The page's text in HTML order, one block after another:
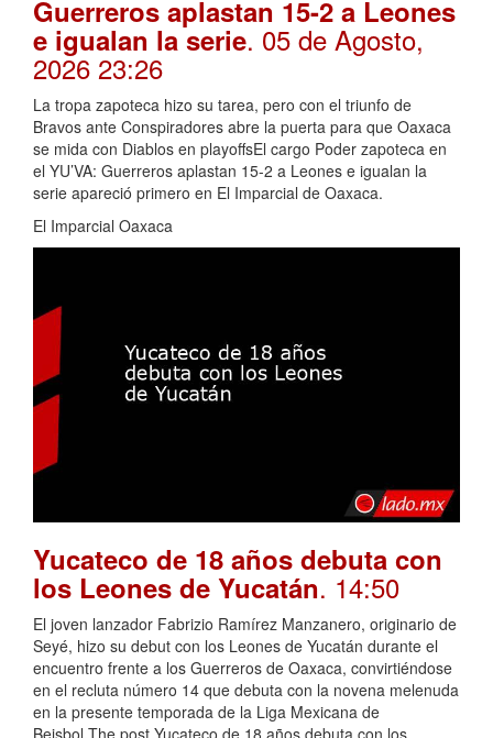
Guerreros aplastan 15-2 a Leones
e igualan la serie. 05 de Agosto,
2026 23:26
La tropa zapoteca hizo su tarea, pero con el triunfo de
Bravos ante Conspiradores abre la puerta para que Oaxaca
se mida con Diablos en playoffsEl cargo Poder zapoteca en
el YU’VA: Guerreros aplastan 15-2 a Leones e igualan la
serie apareció primero en El Imparcial de Oaxaca.
El Imparcial Oaxaca
Yucateco de 18 años debuta con
los Leones de Yucatán. 14:50
El joven lanzador Fabrizio Ramírez Manzanero, originario de
Seyé, hizo su debut con los Leones de Yucatán durante el
encuentro frente a los Guerreros de Oaxaca, convirtiéndose
en el recluta número 14 que debuta con la novena melenuda
en la presente temporada de la Liga Mexicana de
Beisbol.The post Yucateco de 18 años debuta con los